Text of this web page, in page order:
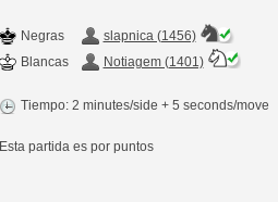
Negras
slapnica (1456)
Blancas
Notiagem (1401)
Tiempo: 2 minutes/side + 5 seconds/move
Esta partida es por puntos